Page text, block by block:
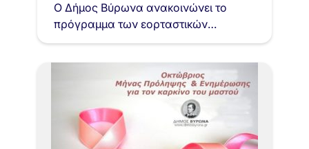
Ο Δήμος Βύρωνα ανακοινώνει το
πρόγραμμα των εορταστικών
εκδηλώσεων για την 28η Οκτωβρίου
των Δημόσιων, Δημοτικών,…